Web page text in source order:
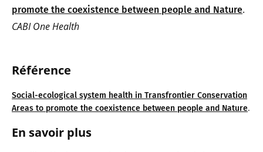
Référence
Social-ecological system health in Transfrontier Conservation
Areas to promote the coexistence between people and Nature.
En savoir plus
promote the coexistence between people and Nature.
CABI One Health